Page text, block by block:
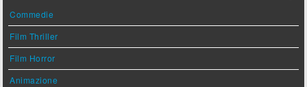
Commedie
Film Thriller
Film Horror
Animazione